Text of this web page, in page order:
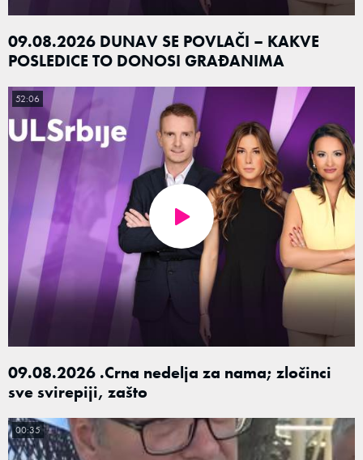
09.08.2026 DUNAV SE POVLAČI – KAKVE
POSLEDICE TO DONOSI GRAĐANIMA
09.08.2026 .Crna nedelja za nama; zločinci
sve svirepiji, zašto
52:06
00:35